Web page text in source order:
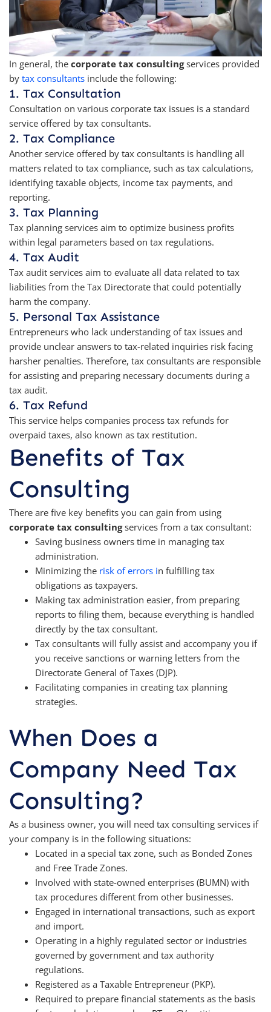
In general, thecorporate tax consultingservices provided
bytax consultantsinclude the following:
1. Tax Consultation
Consultation on various corporate tax issues is a standard
service offered by tax consultants.
2. Tax Compliance
Another service offered by tax consultants is handling all
matters related to tax compliance, such as tax calculations,
identifying taxable objects, income tax payments, and
reporting.
3. Tax Planning
Tax planning services aim to optimize business profits
within legal parameters based on tax regulations.
4. Tax Audit
Tax audit services aim to evaluate all data related to tax
liabilities from the Tax Directorate that could potentially
harm the company.
5. Personal Tax Assistance
Entrepreneurs who lack understanding of tax issues and
provide unclear answers to tax-related inquiries risk facing
harsher penalties. Therefore, tax consultants are responsible
for assisting and preparing necessary documents during a
tax audit.
6. Tax Refund
This service helps companies process tax refunds for
overpaid taxes, also known as tax restitution.
Benefits of Tax
Consulting
There are five key benefits you can gain from using
corporate tax consultingservices from a tax consultant:
Saving business owners time in managing tax
administration.
Minimizing the risk of errors in fulfilling tax
obligations as taxpayers.
Making tax administration easier, from preparing
reports to filing them, because everything is handled
directly by the tax consultant.
Tax consultants will fully assist and accompany you if
you receive sanctions or warning letters from the
Directorate General of Taxes (DJP).
Facilitating companies in creating tax planning
strategies.
When Does a
Company Need Tax
Consulting?
As a business owner, you will need tax consulting services if
your company is in the following situations:
Located in a special tax zone, such as Bonded Zones
and Free Trade Zones.
Involved with state-owned enterprises (BUMN) with
tax procedures different from other businesses.
Engaged in international transactions, such as export
and import.
Operating in a highly regulated sector or industries
governed by government and tax authority
regulations.
Registered as a Taxable Entrepreneur (PKP).
Required to prepare financial statements as the basis